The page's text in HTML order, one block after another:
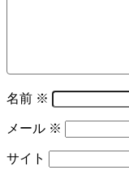
名前 ※
メール ※
サイト